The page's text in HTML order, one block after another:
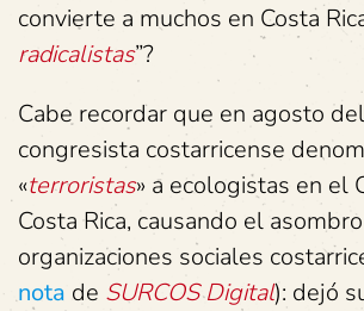
convierte a muchos en Costa
radicalistas”?
Cabe recordar que en agosto
congresista costarricense
«terroristas» a ecologistas en el
Costa Rica, causando el
organizaciones sociales
nota de SURCOS Digital): dejó